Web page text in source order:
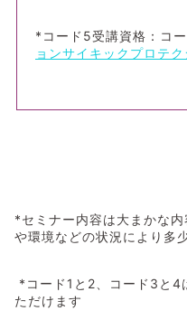
*コード5受講資格：コ
ョンサイキックプロテク
*セミナー内容は大まかな
や環境などの状況により多
*コード1と2、コード3と4
ただけます